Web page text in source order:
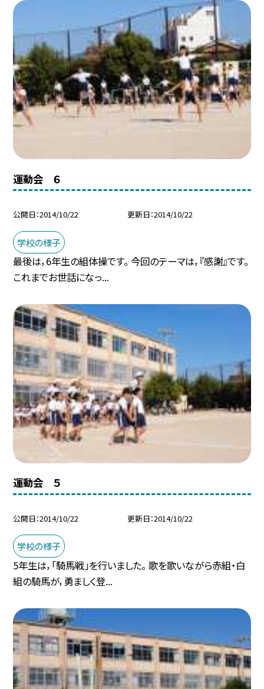
運動会 ６
公開日 2014/10/22 更新日 2014/10/22
学校の様子
最後は，6年生の組体操です。 今回のテーマは，『感謝』です。
これまでお世話になっ...
運動会 ５
公開日 2014/10/22 更新日 2014/10/22
学校の様子
5年生は，「騎馬戦」を行いました。 歌を歌いながら赤組・白
組の騎馬が，勇ましく登...